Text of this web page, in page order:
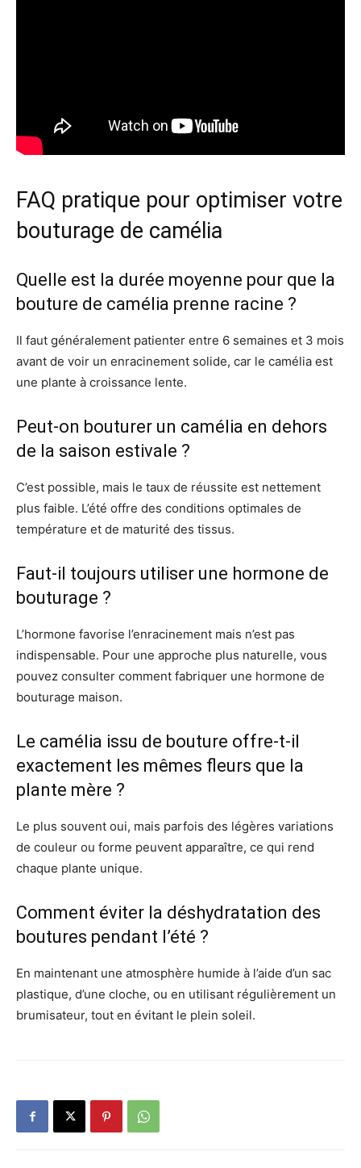
FAQ pratique pour optimiser votre
bouturage de camélia
Quelle est la durée moyenne pour que la
bouture de camélia prenne racine ?
Il faut généralement patienter entre 6 semaines et 3 mois
avant de voir un enracinement solide, car le camélia est
une plante à croissance lente.
Peut-on bouturer un camélia en dehors
de la saison estivale ?
C’est possible, mais le taux de réussite est nettement
plus faible. L’été offre des conditions optimales de
température et de maturité des tissus.
Faut-il toujours utiliser une hormone de
bouturage ?
L’hormone favorise l’enracinement mais n’est pas
indispensable. Pour une approche plus naturelle, vous
pouvez consulter comment fabriquer une hormone de
bouturage maison.
Le camélia issu de bouture offre-t-il
exactement les mêmes fleurs que la
plante mère ?
Le plus souvent oui, mais parfois des légères variations
de couleur ou forme peuvent apparaître, ce qui rend
chaque plante unique.
Comment éviter la déshydratation des
boutures pendant l’été ?
En maintenant une atmosphère humide à l’aide d’un sac
plastique, d’une cloche, ou en utilisant régulièrement un
brumisateur, tout en évitant le plein soleil.